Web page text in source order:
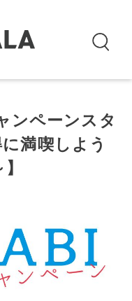
ンペーンスタ
満喫しよう